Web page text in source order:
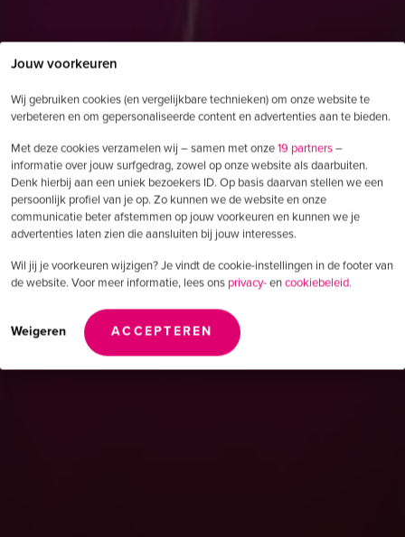
Jouw voorkeuren
Wij gebruiken cookies (en vergelijkbare technieken) om onze website te
verbeteren en om gepersonaliseerde content en advertenties aan te bieden.
Met deze cookies verzamelen wij – samen met onze19 partners–
informatie over jouw surfgedrag, zowel op onze website als daarbuiten.
Denk hierbij aan een uniek bezoekers ID. Op basis daarvan stellen we een
persoonlijk profiel van je op. Zo kunnen we de website en onze
communicatie beter afstemmen op jouw voorkeuren en kunnen we je
advertenties laten zien die aansluiten bij jouw interesses.
Wil jij je voorkeuren wijzigen? Je vindt de cookie-instellingen in de footer van
de website. Voor meer informatie, lees ons privacy-encookiebeleid.
Weigeren ACCEPTEREN